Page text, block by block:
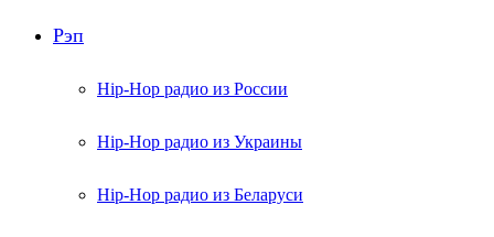
Рэп
Hip-Hop радио из России
Hip-Hop радио из Украины
Hip-Hop радио из Беларуси